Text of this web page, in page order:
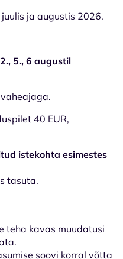
ja augustis 2026.
5., 6 augustil
40 EUR,
istekohta esimestes
tasuta.
teha kavas muudatusi
soovi korral võtta